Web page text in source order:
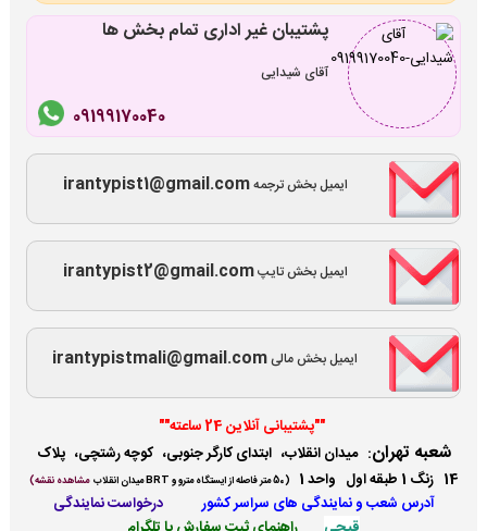
پشتیبان غیر اداری تمام بخش ها
آقای شیدایی
09199170040
ایمیل بخش ترجمهirantypist1@gmail.com
ایمیل بخش تایپirantypist2@gmail.com
ایمیل بخش مالیirantypistmali@gmail.com
""پشتیبانی آنلاین 24 ساعته""
شعبه تهران: میدان انقلاب، ابتدای کارگر جنوبی، کوچه رشتچی، پلاک
14 زنگ 1 طبقه اول واحد 1
(50 متر فاصله از ایستگاه مترو و BRT میدان انقلاب مشاهده نقشه)
آدرس شعب و نمایندگی های سراسر کشور
درخواست نمایندگی